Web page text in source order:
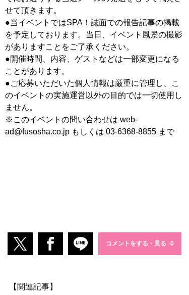
せて頂きます。
●当イベントではSPA！誌面での報告記事の掲載
を予定しております。当日、イベント風景の撮影
がありますことをご了承ください。
●開催時間、内容、ゲストなどは一部変更になる
ことがあります。
●ご応募いただいた個人情報は厳重に管理し、こ
のイベントの実施運営以外の目的では一切使用し
ません。
※このイベントの問い合わせは web-
ad@fusosha.co.jp もしくは 03-6368-8855 まで
コメントをする・見る
【関連記事】